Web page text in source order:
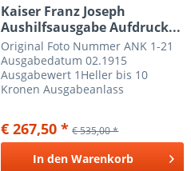
Kaiser Franz Joseph
Aushilfsausgabe Aufdruck...
Original Foto Nummer ANK 1-21
Ausgabedatum 02.1915
Ausgabewert 1Heller bis 10
Kronen Ausgabeanlass
KuK Feldpost gestempelte
Marken können auf der Rückseite
Papier- oder Falzreste...
€ 267,50 * € 535,00 *
In den Warenkorb